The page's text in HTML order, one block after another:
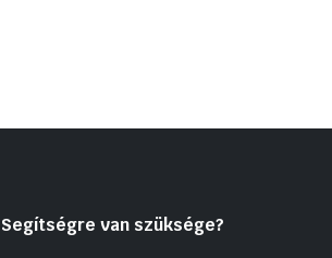
Segítségre van szüksége?